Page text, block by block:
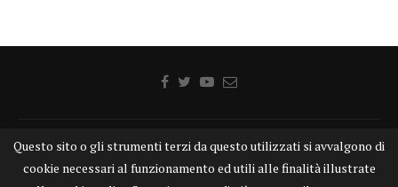
Home Chi siamo Disclaimer Cookie Contatti
Privacy Policy KONGTV
Questo sito o gli strumenti terzi da questo utilizzati si avvalgono di
cookie necessari al funzionamento ed utili alle finalità illustrate